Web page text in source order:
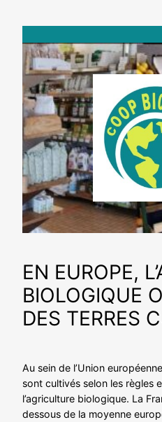
contenu
EN EUROPE,
BIOLOGIQUE
DES TERRES
Au sein de l’Union
sont cultivés selon les règles
l’agriculture biologique. La
dessous de la moyenne